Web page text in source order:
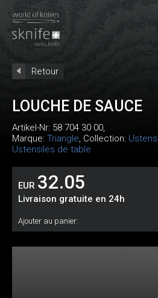
Retour
LOUCHE DE SAUCE
Artikel-Nr: 58 704 30 00,
Marque: Triangle, Collection:
Ustensiles de table
EUR 32.05
Livraison gratuite en 24h
Ajouter au panier: